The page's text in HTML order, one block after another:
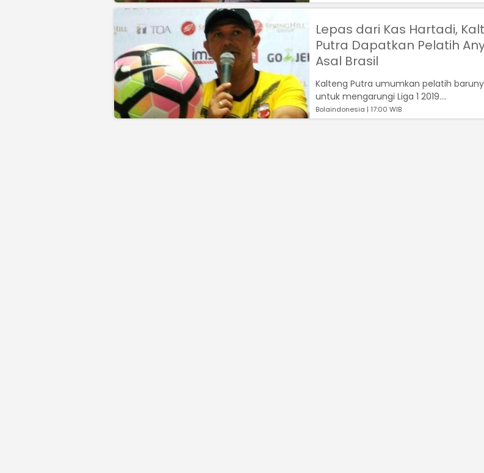
Lepas dari Kas Hartadi,
Putra Dapatkan Pelatih
Asal Brasil
Kalteng Putra umumkan pelatih
untuk mengarungi Liga 1 2019....
Bolaindonesia | 17:00 WIB